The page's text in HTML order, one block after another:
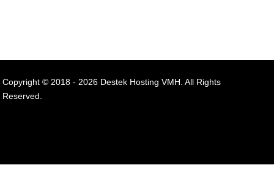
Copyright © 2018 - 2026 Destek Hosting VMH. All Rights
Reserved.